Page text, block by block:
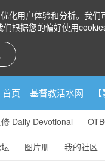
化用户体验和分析。我们
根据您的偏好使用cookies
首页 基督教活水网
Daily Devotional
图片册 我的社区